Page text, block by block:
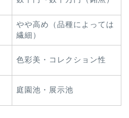
やや高め（品種によっては
繊細）
色彩美・コレクション性
庭園池・展示池